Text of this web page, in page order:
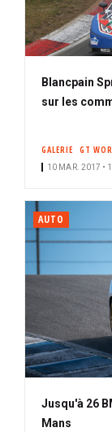
Blancpain
sur les
GALERIE GT
10 MAR. 2017 •
AUTO
Jusqu'à 26
Mans